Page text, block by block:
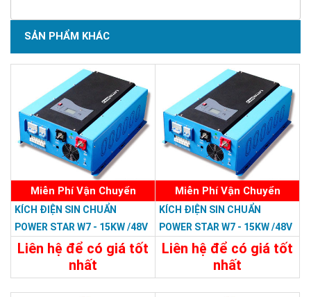
SẢN PHẨM KHÁC
Miễn Phí Vận Chuyển
KÍCH ĐIỆN SIN CHUẨN
POWER STAR W7 - 15KW /48V
LCD
Liên hệ để có giá tốt
nhất
47.988.000đ
Miễn Phí Vận Chuyển
KÍCH ĐIỆN SIN CHUẨN
POWER STAR W7 - 15KW /48V
Liên hệ để có giá tốt
nhất
46.798.800đ